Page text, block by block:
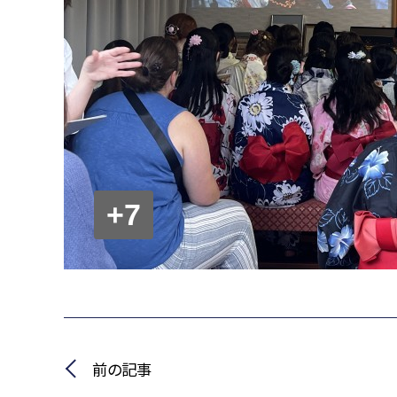
+7
前の記事